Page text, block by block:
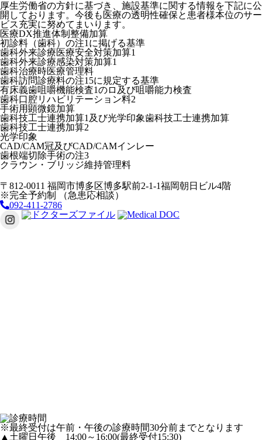
厚生労働省の方針に基づき、施設基準に関する情報を下記に公
開しております。今後も医療の透明性確保と患者様本位のサー
ビス充実に努めてまいります。
医療DX推進体制整備加算
初診料（歯科）の注1に掲げる基準
歯科外来診療医療安全対策加算1
歯科外来診療感染対策加算1
歯科治療時医療管理料
歯科訪問診療料の注15に規定する基準
有床義歯咀嚼機能検査1のロ及び咀嚼能力検査
歯科口腔リハビリテーション料2
手術用顕微鏡加算
歯科技工士連携加算1及び光学印象歯科技工士連携加算
歯科技工士連携加算2
光学印象
CAD/CAM冠及びCAD/CAMインレー
歯根端切除手術の注3
クラウン・ブリッジ維持管理料
〒812-0011 福岡市博多区博多駅前2-1-1福岡朝日ビル4階
※完全予約制 （急患応相談）
092-411-2786
※最終受付は午前・午後の診療時間30分前までとなります
▲土曜日午後 14:00～16:00(最終受付15:30)